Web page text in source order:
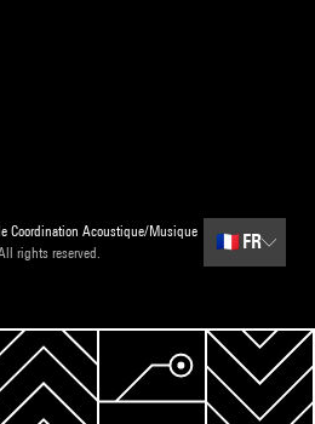
Coordination Acoustique/Musique
rights reserved.
🇫🇷 FR